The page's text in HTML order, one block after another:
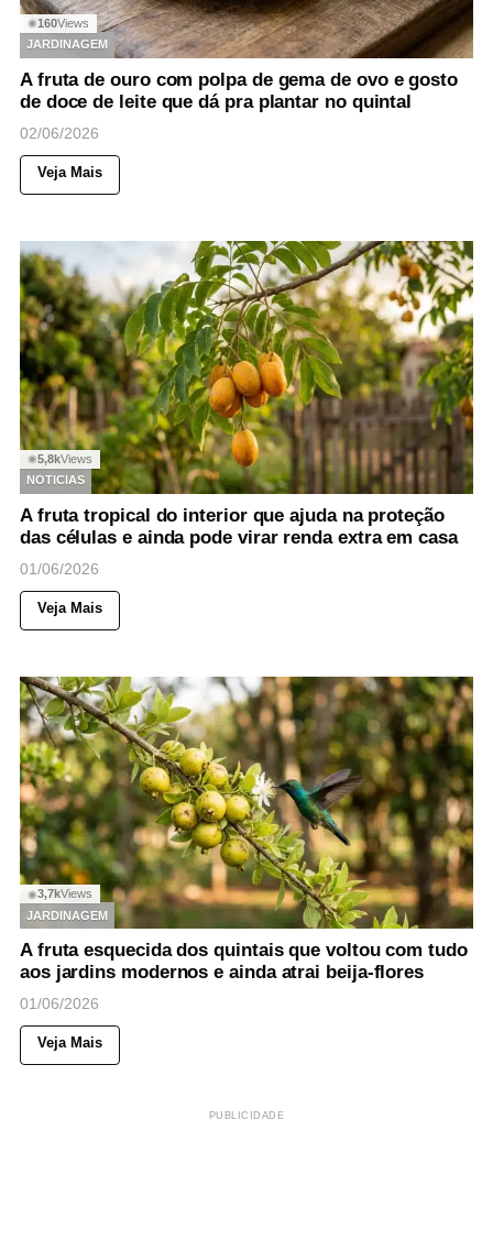
◉160Views
JARDINAGEM
A fruta de ouro com polpa de gema de ovo e gosto
de doce de leite que dá pra plantar no quintal
02/06/2026
Veja Mais
◉5,8kViews
NOTICIAS
A fruta tropical do interior que ajuda na proteção
das células e ainda pode virar renda extra em casa
01/06/2026
Veja Mais
◉3,7kViews
JARDINAGEM
A fruta esquecida dos quintais que voltou com tudo
aos jardins modernos e ainda atrai beija-flores
01/06/2026
Veja Mais
PUBLICIDADE